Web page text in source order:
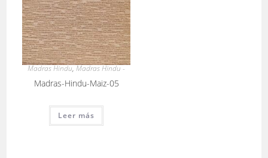
Madras Hindu,Madras Hindu -
Madras-Hindu-Maiz-05
Leer más